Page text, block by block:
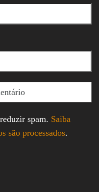
spam. Saiba
são processados.